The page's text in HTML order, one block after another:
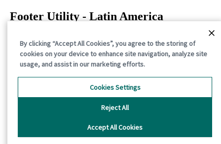
Footer Utility - Latin America
Términos de uso
Declaraciones sobre la divulgación
Aviso sobre cookies
By clicking “Accept All Cookies”, you agree to the storing of
cookies on your device to enhance site navigation, analyze site
usage, and assist in our marketing efforts.
Accept All Cookies
Reject All
Cookies Settings